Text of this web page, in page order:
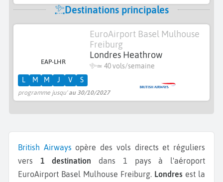
Destinations principales
EAP-LHR
EuroAirport Basel Mulhouse
Freiburg
Londres Heathrow
≃ 40 vols/semaine
programme jusqu'au 30/10/2027
L M M J V S
British Airways opère des vols directs et réguliers
vers 1 destination dans 1 pays à l'aéroport
EuroAirport Basel Mulhouse Freiburg. Londres est la